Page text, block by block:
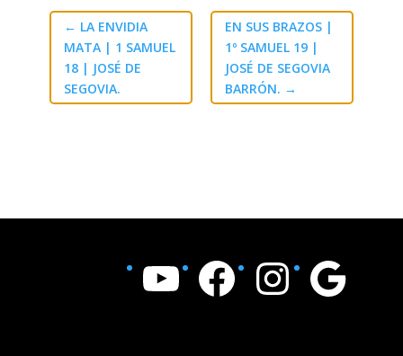
← LA ENVIDIA
MATA | 1 SAMUEL
18| JOSÉ DE
SEGOVIA.
EN SUS BRAZOS |
1º SAMUEL 19 |
JOSÉ DE SEGOVIA
BARRÓN. →
YouTube Facebook Instagram Google